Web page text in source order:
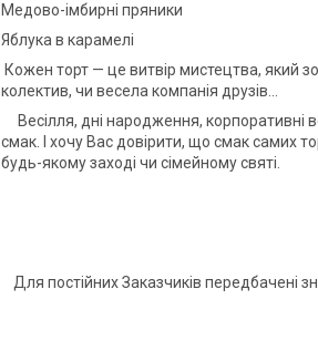
Медово-імбирні пряники
Яблука в карамелі
Кожен торт — це витвір мистецтва, який
колектив, чи весела компанія друзів...
Весілля, дні народження, корпоративні
смак. І хочу Вас довірити, що смак самих
будь-якому заході чи сімейному святі.
Для постійних Заказчиків передбачені